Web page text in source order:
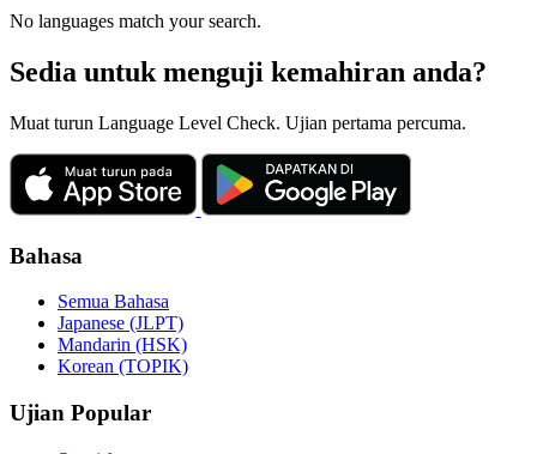
No languages match your search.
Sedia untuk menguji kemahiran anda?
Muat turun Language Level Check. Ujian pertama percuma.
Bahasa
Semua Bahasa
Japanese (JLPT)
Mandarin (HSK)
Korean (TOPIK)
Ujian Popular